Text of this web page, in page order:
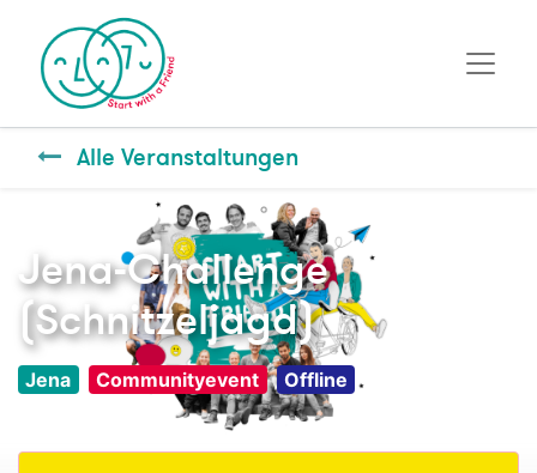
Alle Veranstaltungen
Jena-Challenge
(Schnitzeljagd)
Jena Communityevent Offline